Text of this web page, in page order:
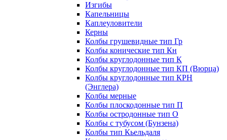
Изгибы
Капельницы
Каплеуловители
Керны
Колбы грушевидные тип Гр
Колбы конические тип Кн
Колбы круглодонные тип К
Колбы круглодонные тип КП (Вюрца)
Колбы круглодонные тип КРН
(Энглера)
Колбы мерные
Колбы плоскодонные тип П
Колбы остродонные тип О
Колбы с тубусом (Бунзена)
Колбы тип Кьельдаля